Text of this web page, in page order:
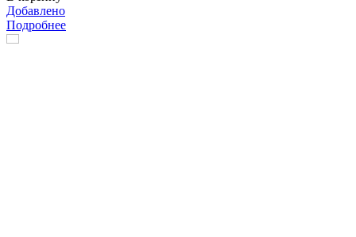
Добавлено
Подробнее